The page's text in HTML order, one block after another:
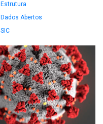
Estrutura
Dados Abertos
SIC